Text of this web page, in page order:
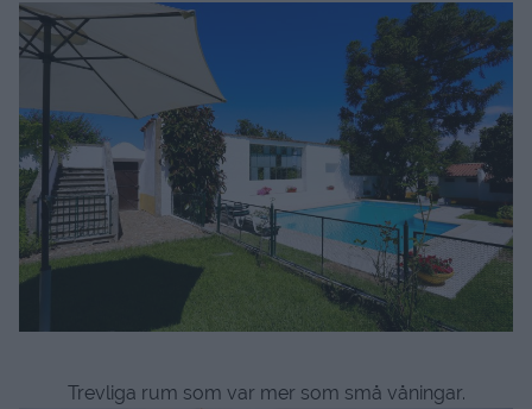
Trevliga rum som var mer som små våningar.